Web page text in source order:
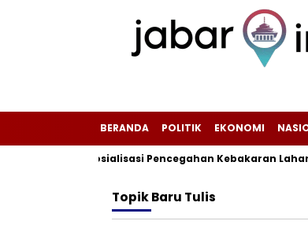
BERANDA POLITIK EKONOMI
Sosialisasi Pencegahan Kebakaran Lahan
TopikBaru Tulis